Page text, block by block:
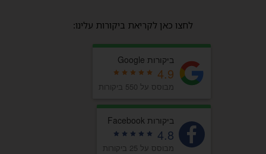
לחצו כאן לקריאת ביקורות עלינו:
ביקורות Google
4.9
מבוסס על 550 ביקורות
ביקורות Facebook
4.8
מבוסס על 25 ביקורות